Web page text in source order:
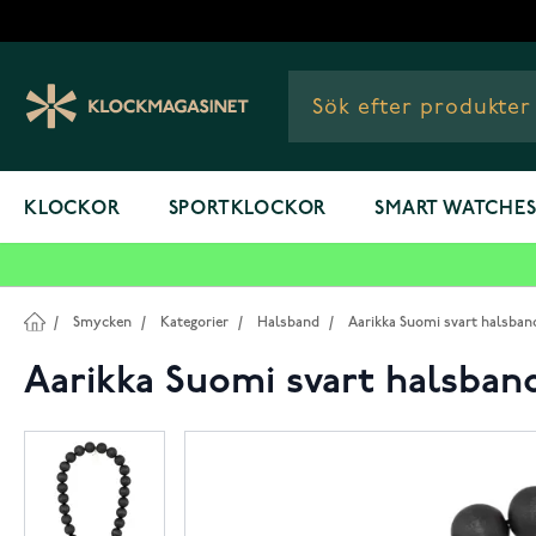
KLOCKOR SPORTKLOCKOR SMART WATCHES
/ Smycken / Kategorier / Halsband / Aarikka Suomi svart
Aarikka Suomi svart